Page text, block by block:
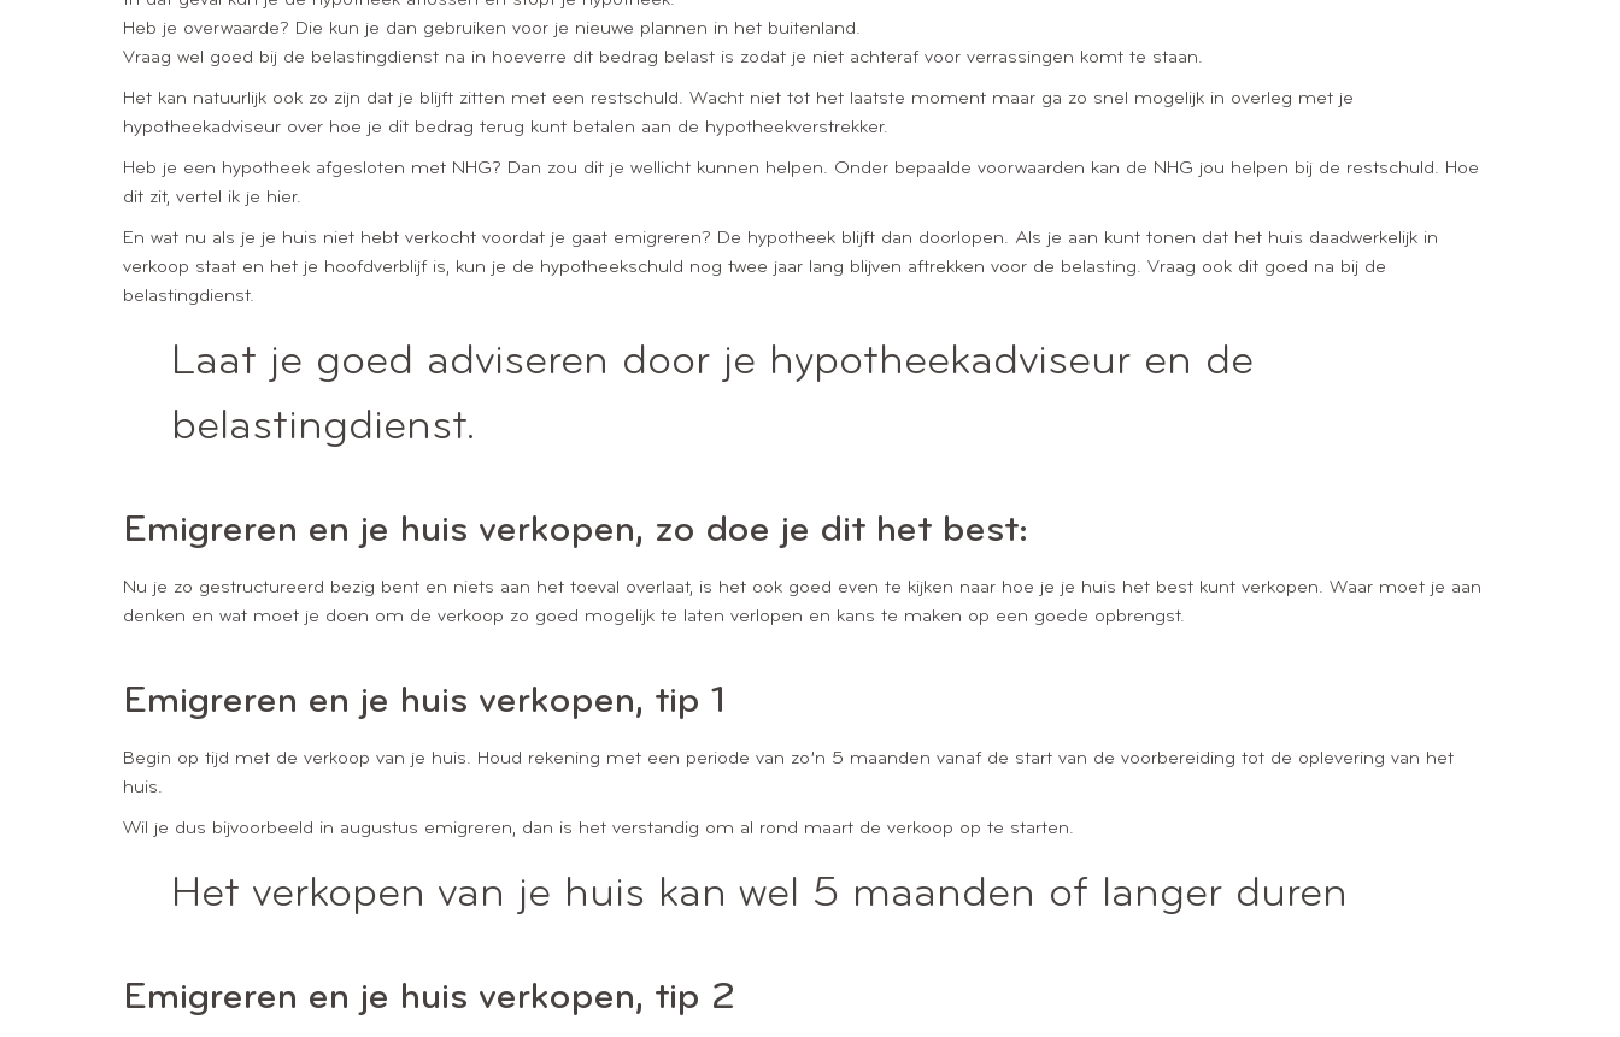
Heb je overwaarde? Die kun je dan gebruiken voor je nieuwe plannen in het buitenland.
Vraag wel goed bij de belastingdienst na in hoeverre dit bedrag belast is zodat je niet achteraf voor verrassingen komt te staan.
Het kan natuurlijk ook zo zijn dat je blijft zitten met een restschuld. Wacht niet tot het laatste moment maar ga zo snel mogelijk in overleg met je
hypotheekadviseur over hoe je dit bedrag terug kunt betalen aan de hypotheekverstrekker.
Heb je een hypotheek afgesloten met NHG? Dan zou dit je wellicht kunnen helpen. Onder bepaalde voorwaarden kan de NHG jou helpen bij de restschuld. Hoe
dit zit, vertel ik je hier.
En wat nu als je je huis niet hebt verkocht voordat je gaat emigreren? De hypotheek blijft dan doorlopen. Als je aan kunt tonen dat het huis daadwerkelijk in
verkoop staat en het je hoofdverblijf is, kun je de hypotheekschuld nog twee jaar lang blijven aftrekken voor de belasting. Vraag ook dit goed na bij de
belastingdienst.
Laat je goed adviseren door je hypotheekadviseur en de
belastingdienst.
Emigreren en je huis verkopen, zo doe je dit het best:
Nu je zo gestructureerd bezig bent en niets aan het toeval overlaat, is het ook goed even te kijken naar hoe je je huis het best kunt verkopen. Waar moet je aan
denken en wat moet je doen om de verkoop zo goed mogelijk te laten verlopen en kans te maken op een goede opbrengst.
Emigreren en je huis verkopen, tip 1
Begin op tijd met de verkoop van je huis. Houd rekening met een periode van zo’n 5 maanden vanaf de start van de voorbereiding tot de oplevering van het
huis.
Wil je dus bijvoorbeeld in augustus emigreren, dan is het verstandig om al rond maart de verkoop op te starten.
Het verkopen van je huis kan wel 5 maanden of langer duren
Emigreren en je huis verkopen, tip 2